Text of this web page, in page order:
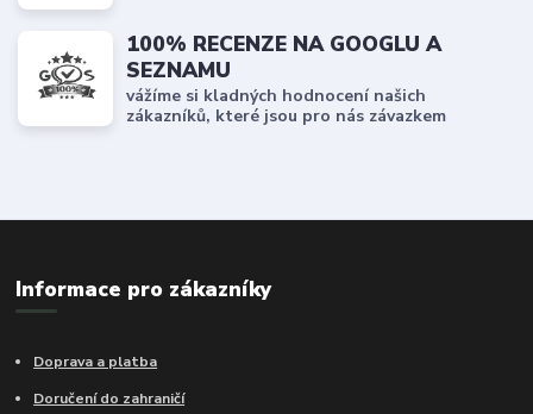
100% RECENZE NA GOOGLU A
SEZNAMU
vážíme si kladných hodnocení našich
zákazníků, které jsou pro nás závazkem
Informace pro zákazníky
Doprava a platba
Doručení do zahraničí